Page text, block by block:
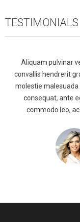
TESTIMONIALS
Aliquam pulvinar
convallis hendrerit
molestie malesuada
consequat, ante
commodo leo,